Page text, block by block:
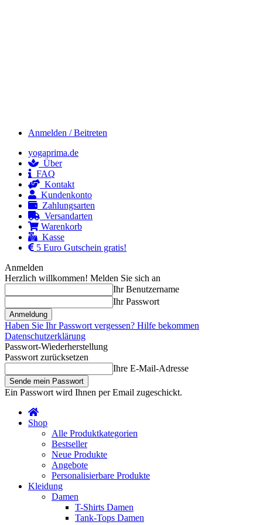
Anmelden / Beitreten
yogaprima.de
Über
FAQ
Kontakt
Kundenkonto
Zahlungsarten
Versandarten
Warenkorb
Kasse
5 Euro Gutschein gratis!
Anmelden
Herzlich willkommen! Melden Sie sich an
Ihr Benutzername
Ihr Passwort
Haben Sie Ihr Passwort vergessen? Hilfe bekommen
Datenschutzerklärung
Passwort-Wiederherstellung
Passwort zurücksetzen
Ihre E-Mail-Adresse
Ein Passwort wird Ihnen per Email zugeschickt.
Shop
Alle Produktkategorien
Bestseller
Neue Produkte
Angebote
Personalisierbare Produkte
Kleidung
Damen
T-Shirts Damen
Tank-Tops Damen